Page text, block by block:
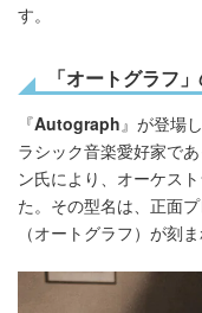
す。
「オートグラフ
『Autograph 』が登場
ラシック音楽愛好家で
ン氏により、オーケス
た。その型名は、正面
（オートグラフ）が刻